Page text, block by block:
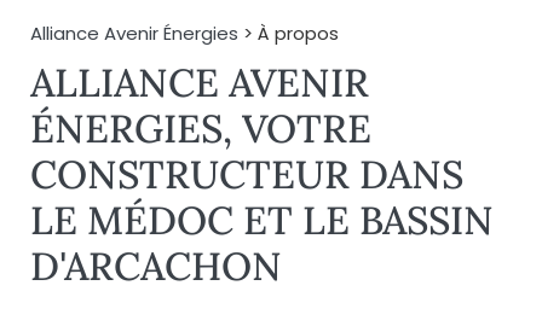
Alliance Avenir Énergies > À propos
ALLIANCE AVENIR
ÉNERGIES, VOTRE
CONSTRUCTEUR DANS
LE MÉDOC ET LE BASSIN
D'ARCACHON